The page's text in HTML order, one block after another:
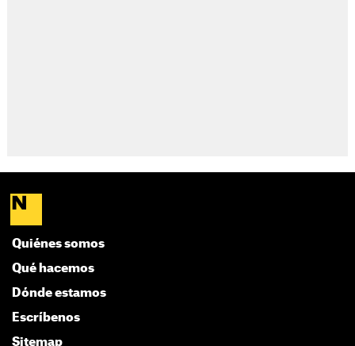
Quiénes somos
Qué hacemos
Dónde estamos
Escríbenos
Sitemap